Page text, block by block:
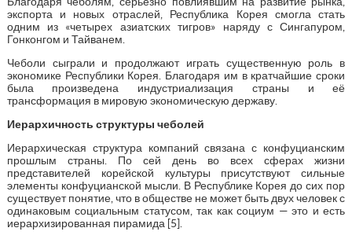
экспорта и новых отраслей, Республика Корея смогла стать
одним из «четырех азиатских тигров» наряду с Сингапуром,
Гонконгом и Тайванем.
Чеболи сыграли и продолжают играть существенную роль в
экономике Республики Корея. Благодаря им в кратчайшие сроки
была произведена индустриализация страны и её
трансформация в мировую экономическую державу.
Иерархичность структуры чеболей
Иерархическая структура компаний связана с конфуцианским
прошлым страны. По сей день во всех сферах жизни
представителей корейской культуры присутствуют сильные
элементы конфуцианской мысли. В Республике Корея до сих пор
существует понятие, что в обществе не может быть двух человек с
одинаковым социальным статусом, так как социум — это и есть
иерархизированная пирамида [5].